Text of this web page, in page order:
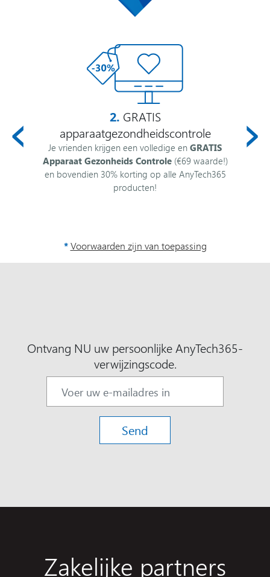
2. GRATIS
apparaatgezondheidscontrole
Je vrienden krijgen een volledige en GRATIS
Apparaat Gezonheids Controle(€69 waarde!)
en bovendien 30% korting op alle AnyTech365
producten!
‹ ›
* Voorwaarden zijn van toepassing
Ontvang NU uw persoonlijke AnyTech365-
verwijzingscode.
Send
Zakelijke partners